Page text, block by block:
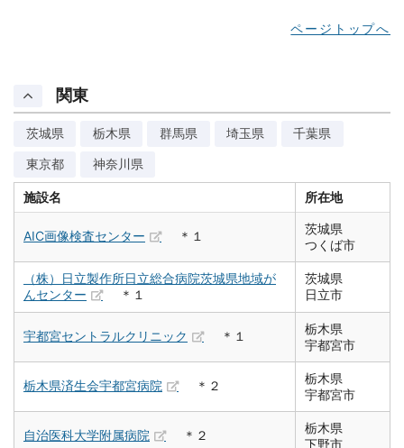
ページトップへ
関東
茨城県 栃木県 群馬県 埼玉県 千葉県
東京都 神奈川県
施設名 所在地
AIC画像検査センター ＊１
茨城県
つくば市
（株）日立製作所日立総合病院茨城県地域が
んセンター
＊１
茨城県
日立市
宇都宮セントラルクリニック ＊１
栃木県
宇都宮市
栃木県済生会宇都宮病院 ＊２
栃木県
宇都宮市
自治医科大学附属病院 ＊２
栃木県
下野市